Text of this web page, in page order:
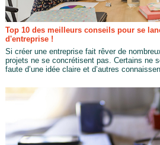
Top 10 des meilleurs conseils pour se
d'entreprise !
Si créer une entreprise fait rêver de
projets ne se concrétisent pas. Certains ne
faute d’une idée claire et d’autres